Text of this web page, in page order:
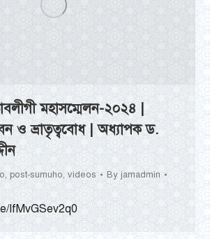
মহাসম্মেলন-২০২৪ |
ও ভ্রাতৃত্ববোধ | অধ্যাপক ড.
, post-sumuho, videos By jamadmin
IfMvGSev2q0